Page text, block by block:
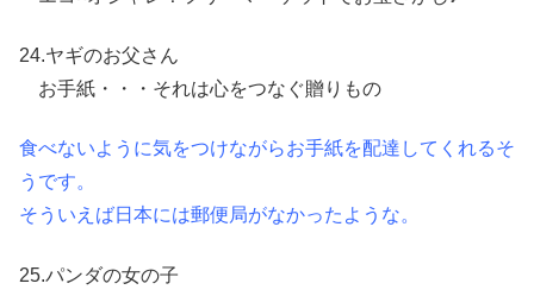
24.ヤギのお父さん
お手紙・・・それは心をつなぐ贈りもの
食べないように気をつけながらお手紙を配達してくれるそ
うです。
そういえば日本には郵便局がなかったような。
25.パンダの女の子